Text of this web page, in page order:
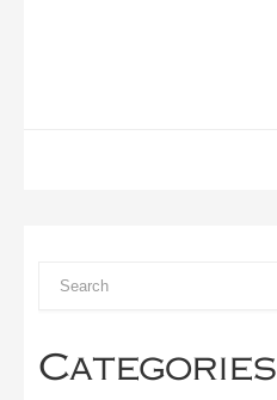
Categories